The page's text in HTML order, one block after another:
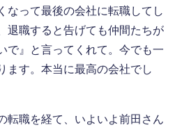
なって最後の会社に転職してし
職すると告げても仲間たちが
で』と言ってくれて。今でも一
ます。本当に最高の会社でし
転職を経て、いよいよ前田さん